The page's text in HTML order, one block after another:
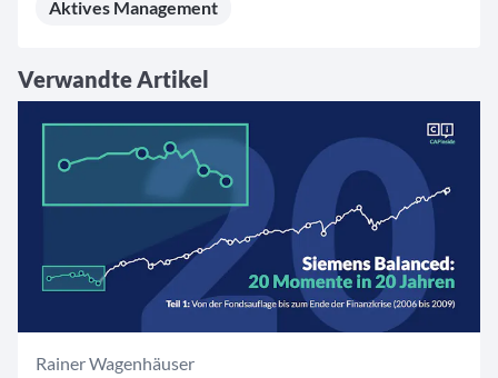
Aktives Management
Verwandte Artikel
Rainer Wagenhäuser